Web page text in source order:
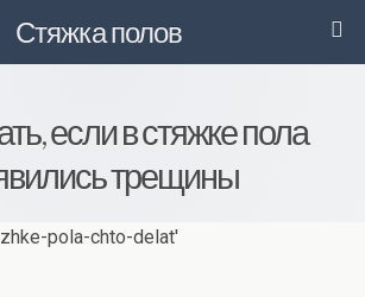
Стяжка полов
если в стяжке пола
трещины